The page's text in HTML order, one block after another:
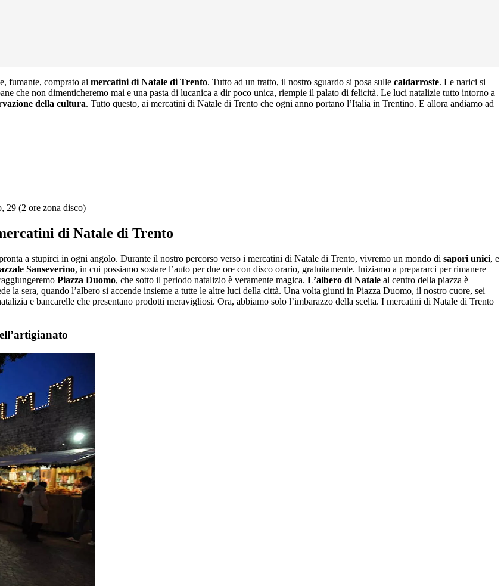
fumante, comprato ai mercatini di Natale di Trento. Tutto ad un tratto, il nostro sguardo si posa sulle caldarroste. Le narici si
che non dimenticheremo mai e una pasta di lucanica a dir poco unica, riempie il palato di felicità. Le luci natalizie tutto intorno a
della cultura. Tutto questo, ai mercatini di Natale di Trento che ogni anno portano l’Italia in Trentino. E allora andiamo ad
29 (2 ore zona disco)
di Natale di Trento
a stupirci in ogni angolo. Durante il nostro percorso verso i mercatini di Natale di Trento, vivremo un mondo di sapori unici, e
Sanseverino, in cui possiamo sostare l’auto per due ore con disco orario, gratuitamente. Iniziamo a prepararci per rimanere
Piazza Duomo, che sotto il periodo natalizio è veramente magica. L’albero di Natale al centro della piazza è
la sera, quando l’albero si accende insieme a tutte le altre luci della città. Una volta giunti in Piazza Duomo, il nostro cuore, sei
e bancarelle che presentano prodotti meravigliosi. Ora, abbiamo solo l’imbarazzo della scelta. I mercatini di Natale di Trento